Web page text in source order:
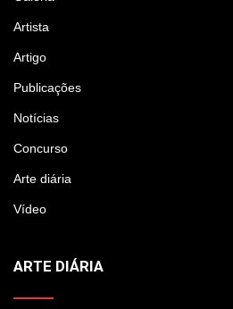
Artista
Artigo
Publicações
Notícias
Concurso
Arte diária
Vídeo
ARTE DIÁRIA